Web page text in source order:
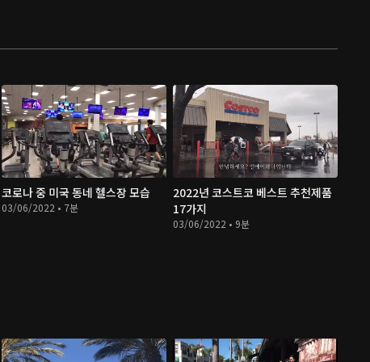
코로나 중 미국 동네 헬스장 모습
03/06/2022 • 7분
2022년 코스트코 베스트 추천제품
17가지
03/06/2022 • 9분